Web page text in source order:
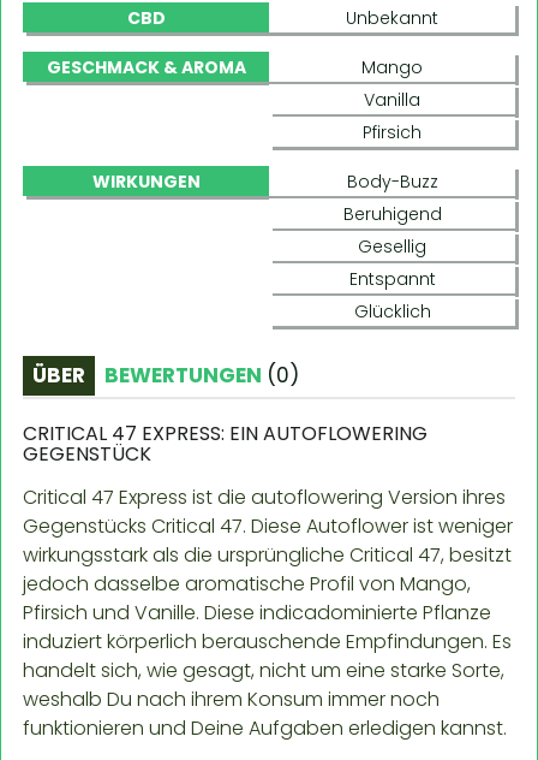
CBD Unbekannt
GESCHMACK & AROMA
Mango
Vanilla
Pfirsich
WIRKUNGEN
Body-Buzz
Beruhigend
Gesellig
Entspannt
Glücklich
ÜBER BEWERTUNGEN (0)
CRITICAL 47 EXPRESS: EIN AUTOFLOWERING
GEGENSTÜCK
Critical 47 Express ist die autoflowering Version ihres
Gegenstücks Critical 47. Diese Autoflower ist weniger
wirkungsstark als die ursprüngliche Critical 47, besitzt
jedoch dasselbe aromatische Profil von Mango,
Pfirsich und Vanille. Diese indicadominierte Pflanze
induziert körperlich berauschende Empfindungen. Es
handelt sich, wie gesagt, nicht um eine starke Sorte,
weshalb Du nach ihrem Konsum immer noch
funktionieren und Deine Aufgaben erledigen kannst.